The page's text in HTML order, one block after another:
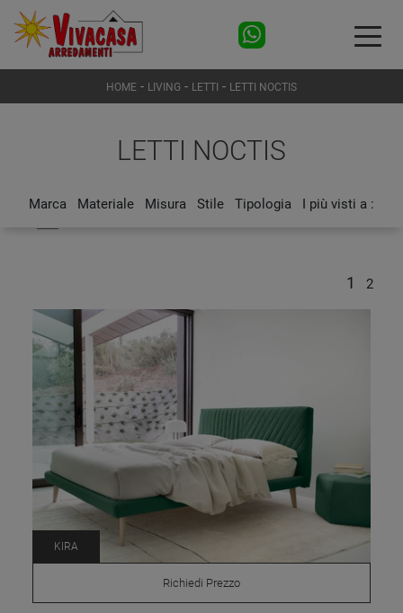
HOME - LIVING - LETTI - LETTI NOCTIS
LETTI NOCTIS
Marca Materiale Misura Stile Tipologia I più visti a :
1 2
KIRA
Richiedi Prezzo